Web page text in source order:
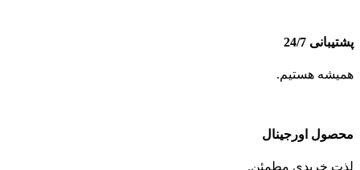
پشتیبانی 24/7
همیشه هستیم.
محصول اورجینال
لذت خریدی مطمئن.